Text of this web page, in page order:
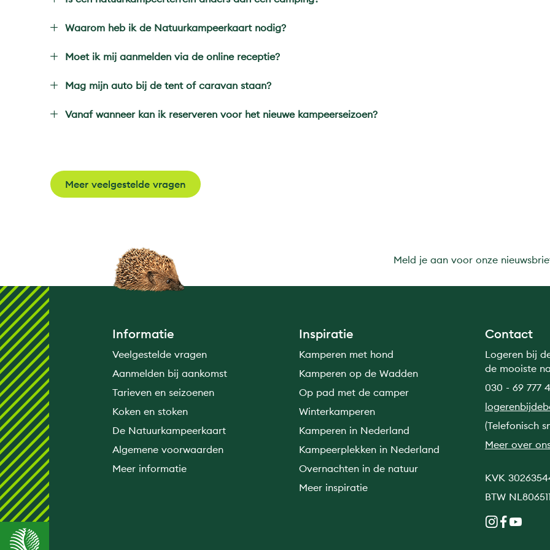
Waarom heb ik de Natuurkampeerkaart nodig?
Moet ik mij aanmelden via de online receptie?
Mag mijn auto bij de tent of caravan staan?
Vanaf wanneer kan ik reserveren voor het nieuwe kampeerseizoen?
Meer veelgestelde vragen
Meld je aan voor onze
Informatie
Veelgestelde vragen
Aanmelden bij aankomst
Tarieven en seizoenen
Koken en stoken
De Natuurkampeerkaart
Algemene voorwaarden
Meer informatie
Inspiratie
Kamperen met hond
Kamperen op de Wadden
Op pad met de camper
Winterkamperen
Kamperen in Nederland
Kampeerplekken in Nederland
Overnachten in de natuur
Meer inspiratie
Contact
Logeren bij
de mooiste
030 - 69 777
(Telefonisch
Meer over
KVK
BTW